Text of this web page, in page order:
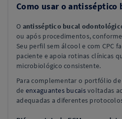
Como usar o
O antisséptico bucal
ou após procedimentos,
Seu perfil sem álcool e com CPC
paciente e apoia rotinas clínicas
microbiológico consistente.
Para complementar o portfólio
de enxaguantes bucaisvoltadas
adequadas a diferentes